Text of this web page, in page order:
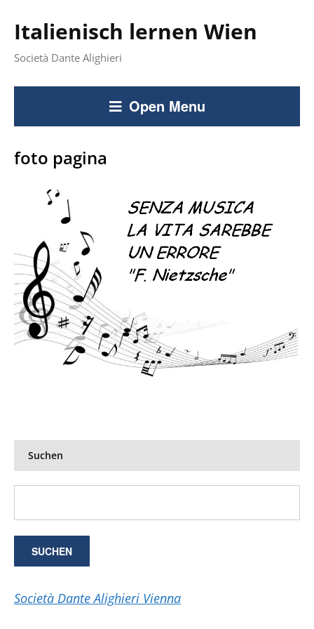
Italienisch lernen Wien
Società Dante Alighieri
Open Menu
foto pagina
Suchen
Società Dante Alighieri Vienna